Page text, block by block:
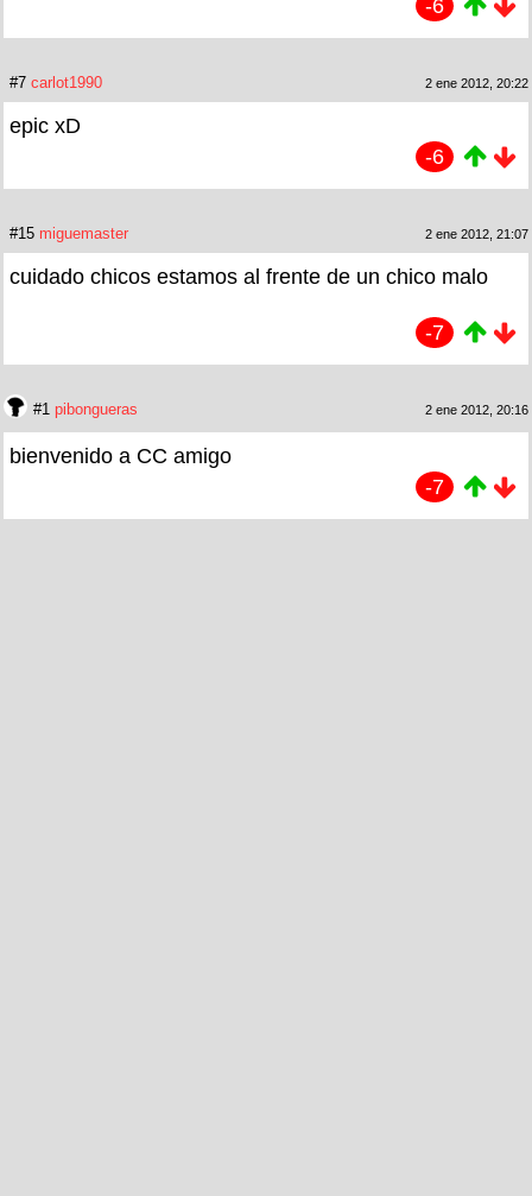
-6
#7 carlot1990 2 ene 2012, 20:22
epic xD
-6
#15 miguemaster 2 ene 2012, 21:07
cuidado chicos estamos al frente de un chico malo
-7
#1 pibongueras 2 ene 2012, 20:16
bienvenido a CC amigo
-7